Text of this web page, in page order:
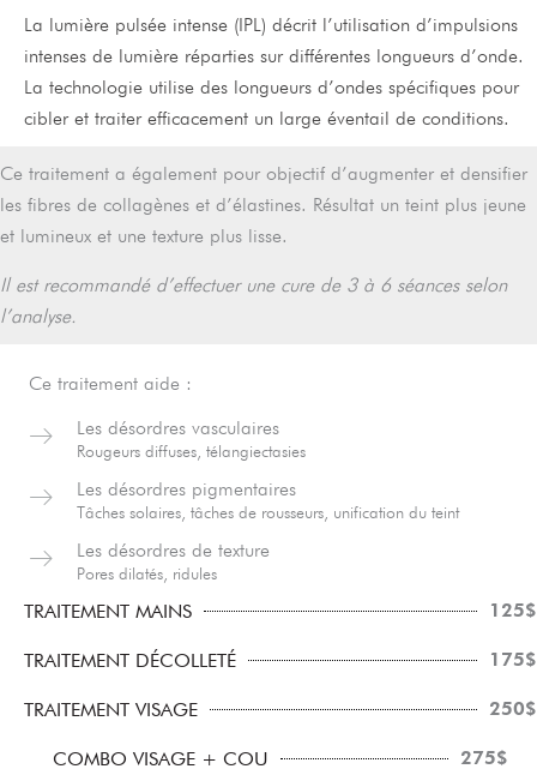
La lumière pulsée intense (IPL) décrit l’utilisation d’impulsions
intenses de lumière réparties sur différentes longueurs d’onde.
La technologie utilise des longueurs d’ondes spécifiques pour
cibler et traiter efficacement un large éventail de conditions.
Ce traitement a également pour objectif d’augmenter et densifier
les fibres de collagènes et d’élastines. Résultat un teint plus jeune
et lumineux et une texture plus lisse.
Il est recommandé d’effectuer une cure de 3 à 6 séances selon
l’analyse.
Ce traitement aide :
Les désordres vasculaires
Rougeurs diffuses, télangiectasies
Les désordres pigmentaires
Tâches solaires, tâches de rousseurs, unification du teint
Les désordres de texture
Pores dilatés, ridules
TRAITEMENT MAINS 125$
TRAITEMENT DÉCOLLETÉ 175$
TRAITEMENT VISAGE 250$
COMBO VISAGE + COU 275$